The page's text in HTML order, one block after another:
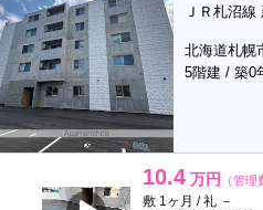
ＪＲ札沼
北海道札幌
5階建 / 築0
10.4 万円 （管理
敷 1ヶ月 / 礼 －